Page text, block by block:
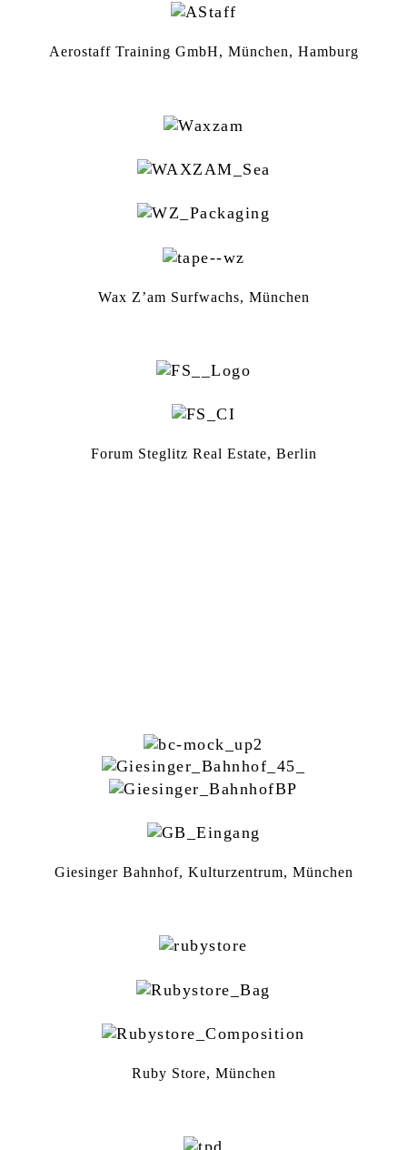
Aerostaff Training GmbH, München, Hamburg
Wax Z’am Surfwachs, München
Forum Steglitz Real Estate, Berlin
Giesinger Bahnhof, Kulturzentrum, München
Ruby Store, München